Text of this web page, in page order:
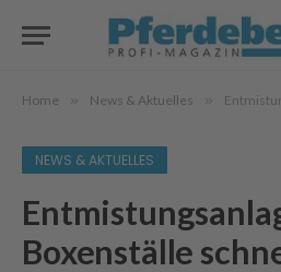
Home » News & Aktuelles »
NEWS & AKTUELLES
Boxenställe